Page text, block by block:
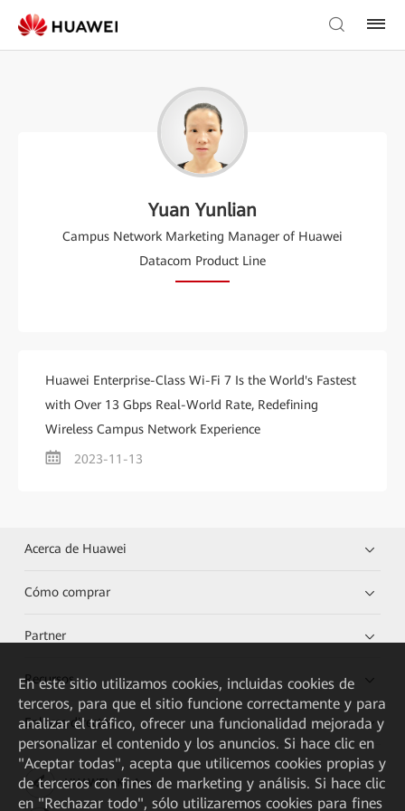
Yuan Yunlian
Campus Network Marketing Manager of Huawei
Datacom Product Line
Huawei Enterprise-Class Wi-Fi 7 Is the World's Fastest
with Over 13 Gbps Real-World Rate, Redefining
Wireless Campus Network Experience
2023-11-13
Acerca de Huawei
Cómo comprar
Partner
Recursos
Enlaces directos
HUAWEI eKit App
En este sitio utilizamos cookies, incluidas cookies de
terceros, para que el sitio funcione correctamente y para
analizar el tráfico, ofrecer una funcionalidad mejorada y
personalizar el contenido y los anuncios. Si hace clic en
"Aceptar todas", acepta que utilicemos cookies propias y
de terceros con fines de marketing y análisis. Si hace clic
en "Rechazar todo", sólo utilizaremos cookies para fines